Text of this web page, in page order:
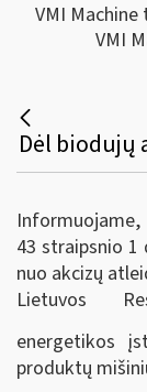
VMI
VMI
43 straipsnio
nuo akcizų
Lietuvos
energetikos
produktų